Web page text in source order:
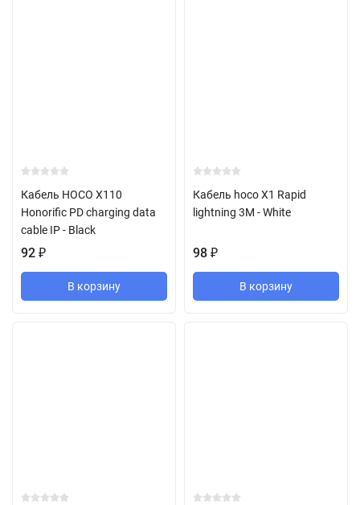
Кабель HOCO X110
Honorific PD charging data
cable IP - Black
92 ₽
В корзину
Кабель hoco X1 Rapid
lightning 3M - White
98 ₽
В корзину